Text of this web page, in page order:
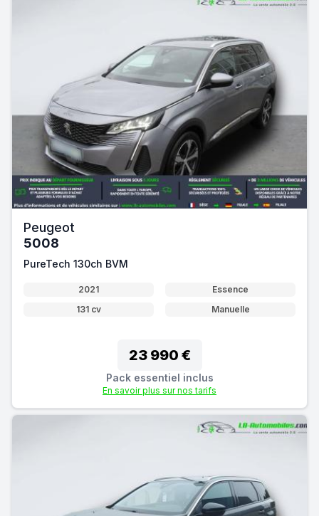
Peugeot
5008
PureTech 130ch BVM
2021
Essence
131 cv
Manuelle
23 990 €
Pack essentiel inclus
En savoir plus sur nos tarifs